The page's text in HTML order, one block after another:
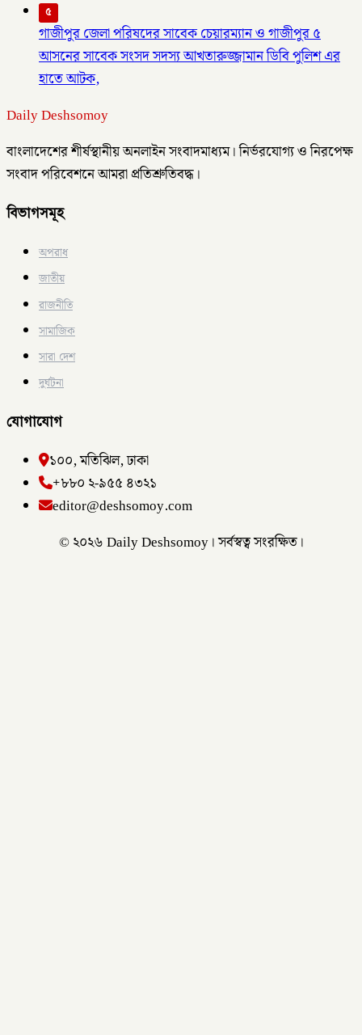
৫
গাজীপুর জেলা পরিষদের সাবেক চেয়ারম্যান ও গাজীপুর ৫
আসনের সাবেক সংসদ সদস্য আখতারুজ্জামান ডিবি পুলিশ এর
হাতে আটক,
Daily Deshsomoy
বাংলাদেশের শীর্ষস্থানীয় অনলাইন সংবাদমাধ্যম। নির্ভরযোগ্য ও নিরপেক্ষ
সংবাদ পরিবেশনে আমরা প্রতিশ্রুতিবদ্ধ।
বিভাগসমূহ
অপরাধ
জাতীয়
রাজনীতি
সামাজিক
সারা দেশ
দুর্ঘটনা
যোগাযোগ
১০০, মতিঝিল, ঢাকা
+৮৮০ ২-৯৫৫ ৪৩২১
editor@deshsomoy.com
© ২০২৬ Daily Deshsomoy। সর্বস্বত্ব সংরক্ষিত।